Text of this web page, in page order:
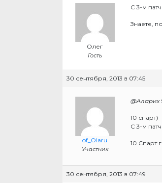
Олег
Гость
С 3-м
Знаете,
30 сентября, 2013 в 07:45
of_Olaru
Участник
@Аларих
10 спарт)
С 3-м
10 Спарт
30 сентября, 2013 в 07:49